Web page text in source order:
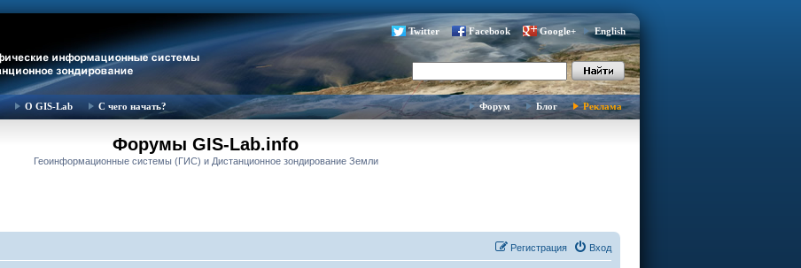
Twitter Facebook Google+ English
О GIS-Lab С чего начать? Форум Блог Реклама
Форумы GIS-Lab.info
Геоинформационные системы (ГИС) и Дистанционное зондирование Земли
Вход
Регистрация